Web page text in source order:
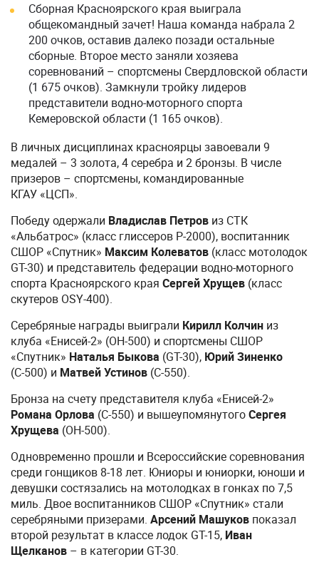
Сборная Красноярского края выиграла
общекомандный зачет! Наша команда набрала 2
200 очков, оставив далеко позади остальные
сборные. Второе место заняли хозяева
соревнований – спортсмены Свердловской области
(1 675 очков). Замкнули тройку лидеров
представители водно-моторного спорта
Кемеровской области (1 165 очков).
В личных дисциплинах красноярцы завоевали 9
медалей – 3 золота, 4 серебра и 2 бронзы. В числе
призеров – спортсмены, командированные
КГАУ «ЦСП».
Победу одержали Владислав Петров из СТК
«Альбатрос» (класс глиссеров Р-2000), воспитанник
СШОР «Спутник» Максим Колеватов (класс мотолодок
GT-30) и представитель федерации водно-моторного
спорта Красноярского края Сергей Хрущев (класс
скутеров OSY-400).
Серебряные награды выиграли Кирилл Колчин из
клуба «Енисей-2» (ОН-500) и спортсмены СШОР
«Спутник» Наталья Быкова (GT-30), Юрий Зиненко
(С-500) и Матвей Устинов (С-550).
Бронза на счету представителя клуба «Енисей-2»
Романа Орлова (С-550) и вышеупомянутогоСергея
Хрущева (ОН-500).
Одновременно прошли и Всероссийские соревнования
среди гонщиков 8-18 лет. Юниоры и юниорки, юноши и
девушки состязались на мотолодках в гонках по 7,5
миль. Двое воспитанников СШОР «Спутник» стали
серебряными призерами. Арсений Машуков показал
второй результат в классе лодок GT-15, Иван
Щелканов – в категории GT-30.